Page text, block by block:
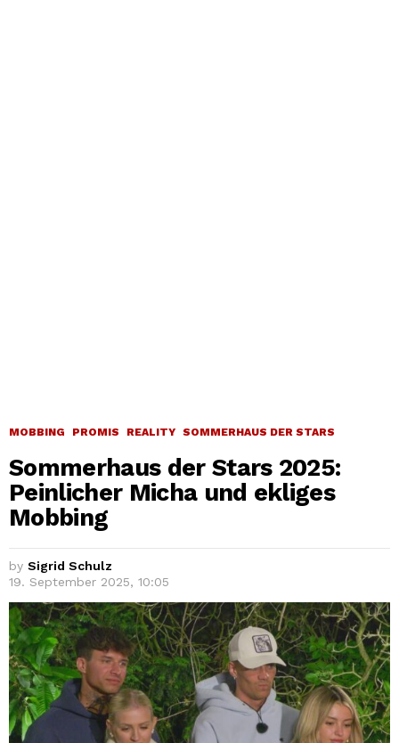
MOBBING PROMIS REALITY SOMMERHAUS DER STARS
Sommerhaus der Stars 2025:
Peinlicher Micha und ekliges
Mobbing
by Sigrid Schulz
19. September 2025, 10:05